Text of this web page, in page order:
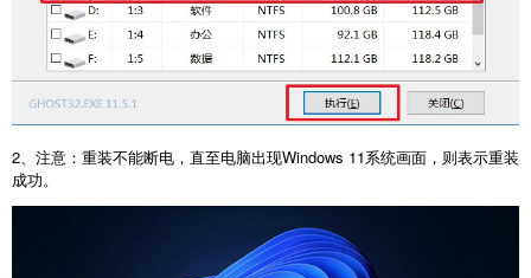
2、注意：重装不能断电，直至电脑出现Windows 11系统画面，则表示重装
成功。